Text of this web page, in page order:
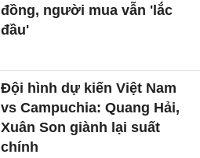
đồng, người mua vẫn 'lắc
đầu'
Đội hình dự kiến Việt Nam
vs Campuchia: Quang Hải,
Xuân Son giành lại suất
chính